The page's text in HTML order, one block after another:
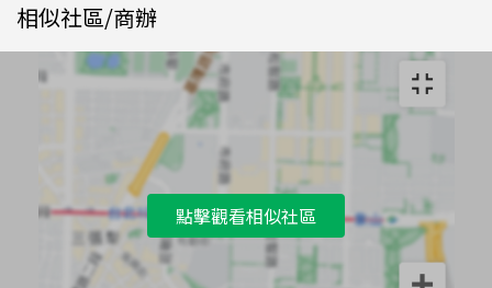
相似社區/商辦
點擊觀看相似社區